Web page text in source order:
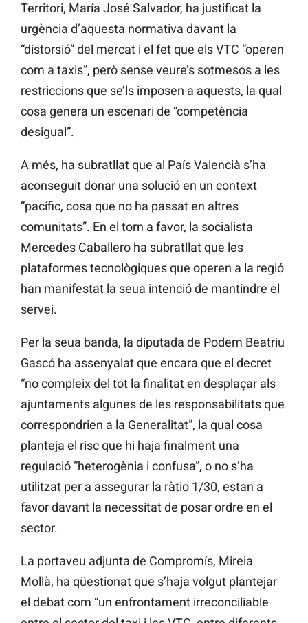
Territori, María José Salvador, ha justificat la
urgència d’aquesta normativa davant la
“distorsió” del mercat i el fet que els VTC “operen
com a taxis”, però sense veure’s sotmesos a les
restriccions que se’ls imposen a aquests, la qual
cosa genera un escenari de “competència
desigual”.
A més, ha subratllat que al País Valencià s’ha
aconseguit donar una solució en un context
“pacífic, cosa que no ha passat en altres
comunitats”. En el torn a favor, la socialista
Mercedes Caballero ha subratllat que les
plataformes tecnològiques que operen a la regió
han manifestat la seua intenció de mantindre el
servei.
Per la seua banda, la diputada de Podem Beatriu
Gascó ha assenyalat que encara que el decret
“no compleix del tot la finalitat en desplaçar als
ajuntaments algunes de les responsabilitats que
correspondrien a la Generalitat”, la qual cosa
planteja el risc que hi haja finalment una
regulació “heterogènia i confusa”, o no s’ha
utilitzat per a assegurar la ràtio 1/30, estan a
favor davant la necessitat de posar ordre en el
sector.
La portaveu adjunta de Compromís, Mireia
Mollà, ha qüestionat que s’haja volgut plantejar
el debat com “un enfrontament irreconciliable